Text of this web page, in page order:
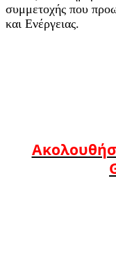
συμμετοχής που
και Ενέργειας.